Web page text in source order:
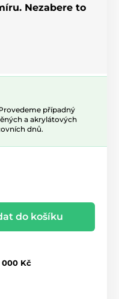
Nezabere to
případný
a akrylátových
dnů.
do košíku
000 Kč